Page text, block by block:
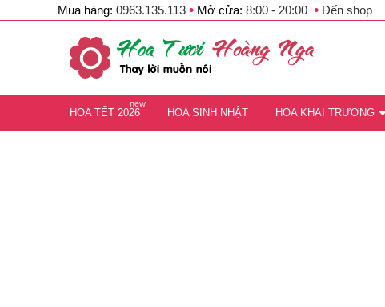
Mua hàng: 0963.135.113 • Mở cửa: 8:00 - 20:00 • Đến shop
new
HOA TẾT 2026 HOA SINH NHẬT HOA KHAI TRƯƠNG